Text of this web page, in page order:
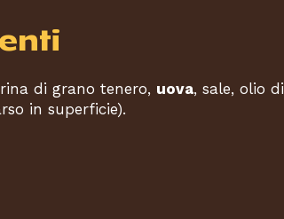
di grano tenero, uova, sale, olio di
in superficie).